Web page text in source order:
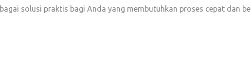
solusi praktis bagi Anda yang membutuhkan proses cepat dan